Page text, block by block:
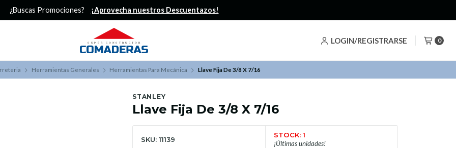
LOGIN/REGISTRARSE 0
¿Buscas Promociones? ¡Aprovecha nuestros Descuentazos!
Herramientas Generales Herramientas Para Mecánica Llave Fija De 3/8 X 7/16
STANLEY
Llave Fija De 3/8 X 7/16
SKU: 11139
STOCK: 1
¡Últimas unidades!